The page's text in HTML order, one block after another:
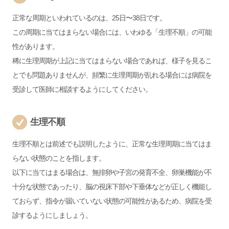
正常な周期といわれているのは、25日〜38日です。
この周期に当てはまらない場合には、いわゆる「生理不順」の可能
性があります。
稀に生理周期が上記に当てはまらない場合であれば、様子を見るこ
とでも問題ありませんが、頻繁に生理周期が乱れる場合には病院を
受診して医師に相談するようにしてください。
生理不順
生理不順とは前述でも説明したように、正常な生理周期に当てはま
らない状態のことを指します。
以下に当てはまる場合は、無排卵や子宮の発育不全、卵巣機能が不
十分な状態であったり、脳の視床下部や下垂体などが正しく機能し
ておらず、指令が届いていない状態の可能性があるため、病院を受
診するようにしましょう。